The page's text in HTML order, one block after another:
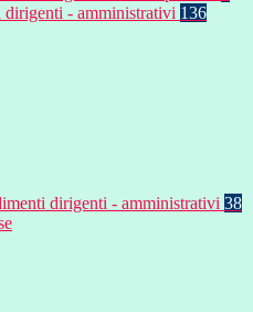
dirigenti - amministrativi 136
dirigenti - amministrativi 38